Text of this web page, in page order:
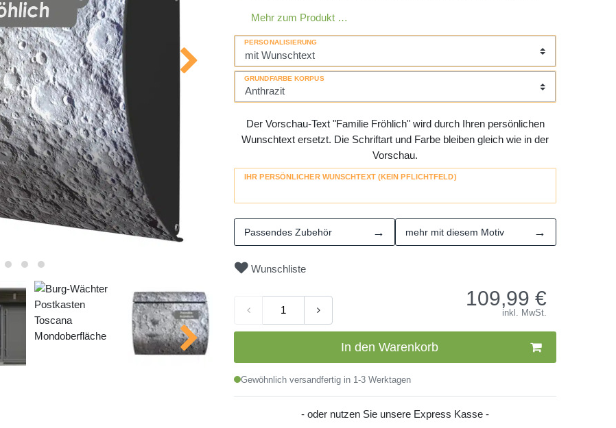
Mehr zum Produkt …
PERSONALISIERUNG
GRUNDFARBE KORPUS
Der Vorschau-Text "Familie Fröhlich" wird durch Ihren persönlichen
Wunschtext ersetzt. Die Schriftart und Farbe bleiben gleich wie in der
Vorschau.
IHR PERSÖNLICHER WUNSCHTEXT (KEIN PFLICHTFELD)
Passendes Zubehör → mehr mit diesem Motiv →
Wunschliste
109,99 €
inkl. MwSt.
In den Warenkorb
Gewöhnlich versandfertig in 1-3 Werktagen
- oder nutzen Sie unsere Express Kasse -